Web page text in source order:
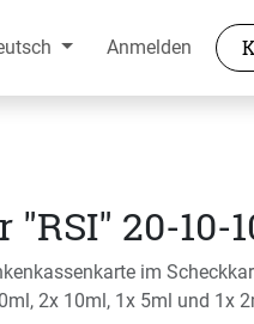
Anmelden
20-10-
im
2x 10ml, 1x 5ml und 1x